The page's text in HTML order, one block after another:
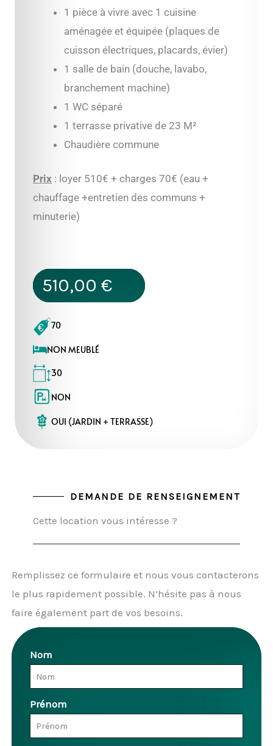
1 pièce à vivre avec 1 cuisine
aménagée et équipée (plaques de
cuisson électriques, placards, évier)
1 salle de bain (douche, lavabo,
branchement machine)
1 WC séparé
1 terrasse privative de 23 M²
Chaudière commune
Prix : loyer 510€ + charges 70€ (eau +
chauffage +entretien des communs +
minuterie)
510,00€
70
NON MEUBLÉ
30
NON
OUI (JARDIN + TERRASSE)
DEMANDE DE RENSEIGNEMENT
Cette location vous intéresse ?
Remplissez ce formulaire et nous vous contacterons
le plus rapidement possible. N’hésite pas à nous
faire également part de vos besoins.
Nom
Prénom